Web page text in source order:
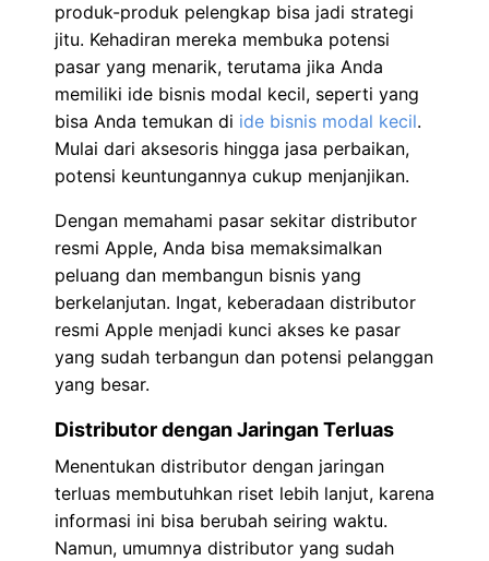
produk-produk pelengkap bisa jadi strategi
jitu. Kehadiran mereka membuka potensi
pasar yang menarik, terutama jika Anda
memiliki ide bisnis modal kecil, seperti yang
bisa Anda temukan di ide bisnis modal kecil.
Mulai dari aksesoris hingga jasa perbaikan,
potensi keuntungannya cukup menjanjikan.
Dengan memahami pasar sekitar distributor
resmi Apple, Anda bisa memaksimalkan
peluang dan membangun bisnis yang
berkelanjutan. Ingat, keberadaan distributor
resmi Apple menjadi kunci akses ke pasar
yang sudah terbangun dan potensi pelanggan
yang besar.
Distributor dengan Jaringan Terluas
Menentukan distributor dengan jaringan
terluas membutuhkan riset lebih lanjut, karena
informasi ini bisa berubah seiring waktu.
Namun, umumnya distributor yang sudah